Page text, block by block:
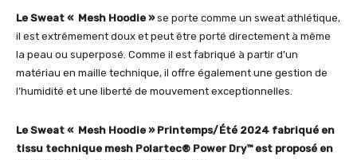
Le Sweat « Mesh Hoodie »se porte comme un sweat athlétique,
il est extrêmement doux et peut être porté directement à même
la peau ou superposé. Comme il est fabriqué à partir d’un
matériau en maille technique, il offre également une gestion de
l’humidité et une liberté de mouvement exceptionnelles.
Le Sweat « Mesh Hoodie » Printemps/Été 2024 fabriqué en
tissu technique mesh Polartec® Power Dry™ est proposé en